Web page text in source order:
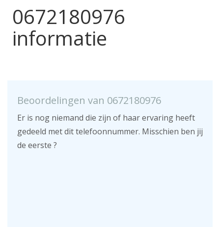
0672180976
informatie
Beoordelingen van 0672180976
Er is nog niemand die zijn of haar ervaring heeft
gedeeld met dit telefoonnummer. Misschien ben jij
de eerste ?